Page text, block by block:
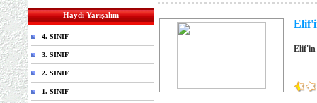
Haydi Yarışalım
4. SINIF
3. SINIF
2. SINIF
1. SINIF
Elif'in